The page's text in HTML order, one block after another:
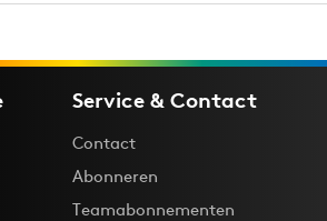
Service & Contact
Contact
Abonneren
Teamabonnementen